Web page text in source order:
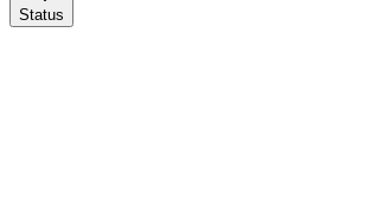
Status